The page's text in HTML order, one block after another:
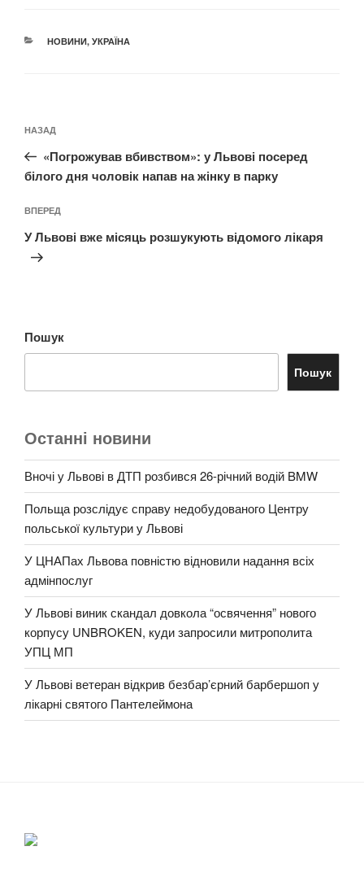
КАТЕГОРІЇ
НОВИНИ, УКРАЇНА
записів
Попередній
запис:
НАЗАД
«Погрожував вбивством»: у Львові посеред
білого дня чоловік напав на жінку в парку
Наступний
запис
ВПЕРЕД
У Львові вже місяць розшукують відомого лікаря
Пошук
Пошук
Останні новини
Вночі у Львові в ДТП розбився 26-річний водій BMW
Польща розслідує справу недобудованого Центру
польської культури у Львові
У ЦНАПах Львова повністю відновили надання всіх
адмінпослуг
У Львові виник скандал довкола “освячення” нового
корпусу UNBROKEN, куди запросили митрополита
УПЦ МП
У Львові ветеран відкрив безбар’єрний барбершоп у
лікарні святого Пантелеймона